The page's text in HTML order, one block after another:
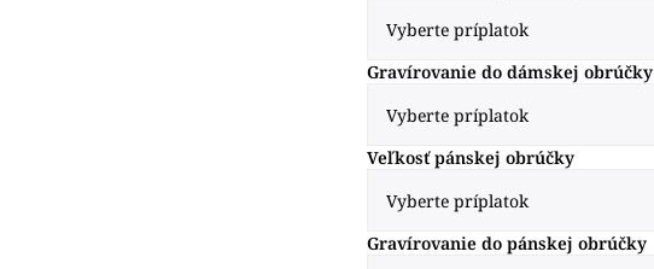
Gravírovanie do dámskej obrúčky
Veľkosť pánskej obrúčky
Gravírovanie do pánskej obrúčky